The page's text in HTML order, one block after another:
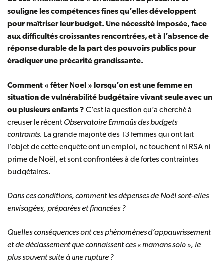
souligne les compétences fines qu’elles développent
pour maîtriser leur budget. Une nécessité imposée, face
aux difficultés croissantes rencontrées, et à l’absence de
réponse durable de la part des pouvoirs publics pour
éradiquer une précarité grandissante.
Comment « fêter Noel » lorsqu’on est une femme en
situation de vulnérabilité budgétaire vivant seule avec un
ou plusieurs enfants ? C’est la question qu’a cherché à
creuser le récent Observatoire Emmaüs des budgets
contraints. La grande majorité des 13 femmes qui ont fait
l’objet de cette enquête ont un emploi, ne touchent ni RSA ni
prime de Noël, et sont confrontées à de fortes contraintes
budgétaires.
Dans ces conditions, comment les dépenses de Noël sont-elles
envisagées, préparées et financées ?
Quelles conséquences ont ces phénomènes d’appauvrissement
et de déclassement que connaissent ces « mamans solo », le
plus souvent suite à une rupture ?